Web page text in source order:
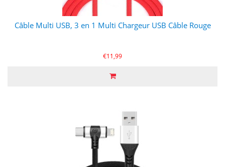
Câble Multi USB, 3 en 1 Multi Chargeur USB Câble Rouge
€11,99